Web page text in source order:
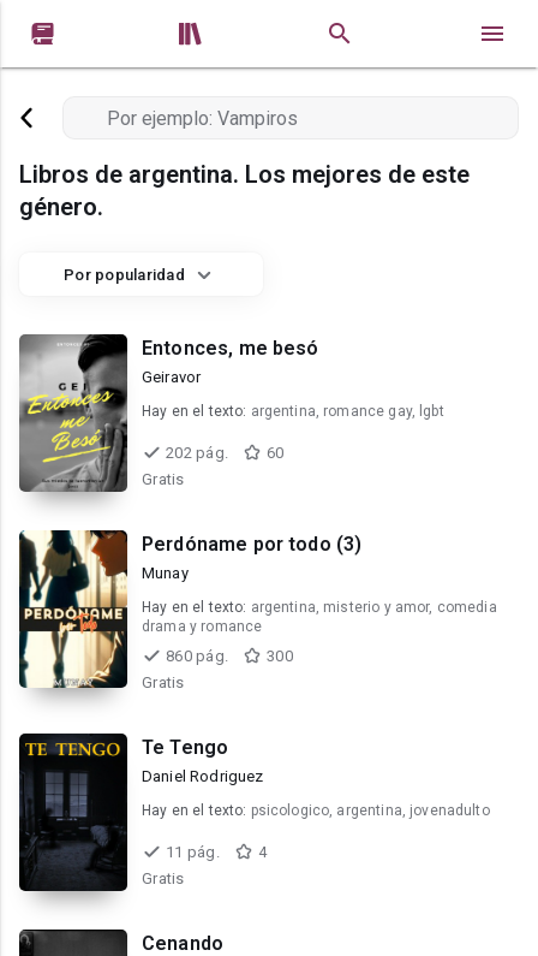
 
Libros de argentina. Los mejores de este
género.
Por popularidad
Entonces, me besó
Geiravor
Hay en el texto: argentina, romance gay, lgbt
202 pág.
60
Gratis
Perdóname por todo (3)
Munay
Hay en el texto: argentina, misterio y amor, comedia
drama y romance
860 pág.
300
Gratis
Te Tengo
Daniel Rodriguez
Hay en el texto: psicologico, argentina, jovenadulto
11 pág.
4
Gratis
Cenando